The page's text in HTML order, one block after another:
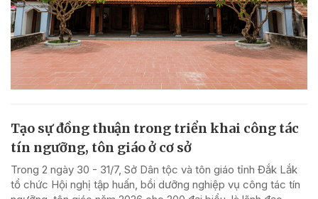
Tạo sự đồng thuận trong triển khai công tác
tín ngưỡng, tôn giáo ở cơ sở
Trong 2 ngày 30 - 31/7, Sở Dân tộc và tôn giáo tỉnh Đắk Lắk
tổ chức Hội nghị tập huấn, bồi dưỡng nghiệp vụ công tác tín